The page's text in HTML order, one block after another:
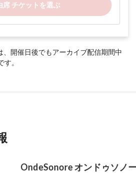
席 チケットを選ぶ
開催日後でもアーカイブ配信期間中
。
OndeSonore オンドゥソノ